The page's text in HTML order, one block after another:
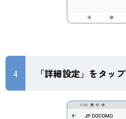
4 「詳細設定」をタップ